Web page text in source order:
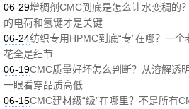
06-29增稠剂CMC到底是怎么让水变稠的
的电荷和氢键才是关键
06-24纺织专用HPMC到底“专”在哪？一
花全是细节
06-19CMC质量好坏怎么判断？从溶解透
一眼看穿品质高低
06-15CMC建材级“级”在哪里？不是所有